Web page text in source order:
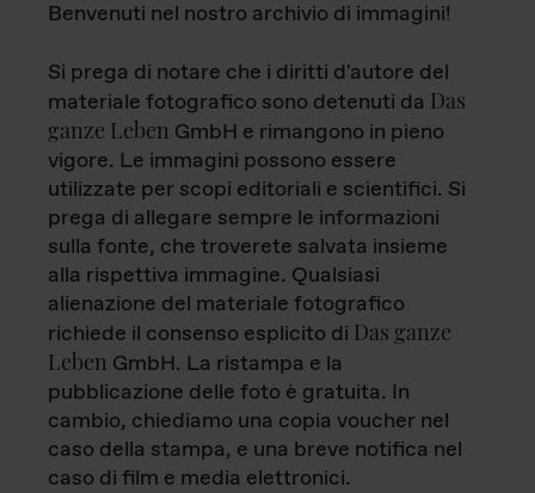
Benvenuti nel nostro archivio di immagini!
Si prega di notare che i diritti d'autore del
materiale fotografico sono detenuti da Das
ganze Leben GmbH e rimangono in pieno
vigore. Le immagini possono essere
utilizzate per scopi editoriali e scientifici. Si
prega di allegare sempre le informazioni
sulla fonte, che troverete salvata insieme
alla rispettiva immagine. Qualsiasi
alienazione del materiale fotografico
richiede il consenso esplicito di Das ganze
Leben GmbH. La ristampa e la
pubblicazione delle foto è gratuita. In
cambio, chiediamo una copia voucher nel
caso della stampa, e una breve notifica nel
caso di film e media elettronici.